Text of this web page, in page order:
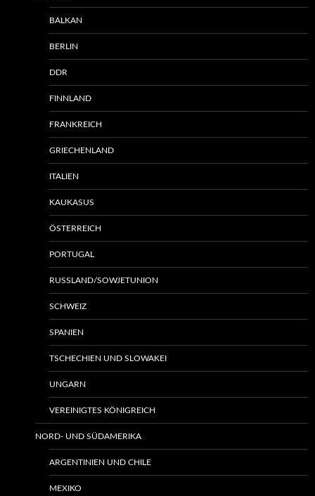
BALKAN
BERLIN
DDR
FINNLAND
FRANKREICH
GRIECHENLAND
ITALIEN
KAUKASUS
ÖSTERREICH
PORTUGAL
RUSSLAND/SOWJETUNION
SCHWEIZ
SPANIEN
TSCHECHIEN UND SLOWAKEI
UNGARN
VEREINIGTES KÖNIGREICH
NORD- UND SÜDAMERIKA
ARGENTINIEN UND CHILE
MEXIKO